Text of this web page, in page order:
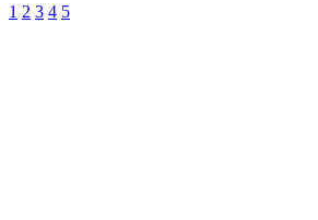
1 2 3 4 5